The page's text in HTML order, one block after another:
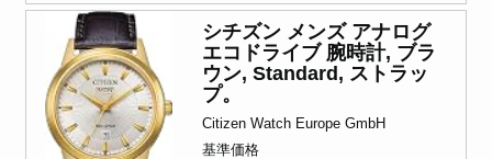
シチズン メンズ アナログ
エコドライブ 腕時計, ブラ
ウン, Standard, ストラッ
プ。
Citizen Watch Europe GmbH
基準価格